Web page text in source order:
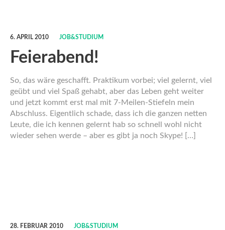
6. APRIL 2010 JOB&STUDIUM
Feierabend!
So, das wäre geschafft. Praktikum vorbei; viel gelernt, viel
geübt und viel Spaß gehabt, aber das Leben geht weiter
und jetzt kommt erst mal mit 7-Meilen-Stiefeln mein
Abschluss. Eigentlich schade, dass ich die ganzen netten
Leute, die ich kennen gelernt hab so schnell wohl nicht
wieder sehen werde – aber es gibt ja noch Skype! […]
28. FEBRUAR 2010 JOB&STUDIUM